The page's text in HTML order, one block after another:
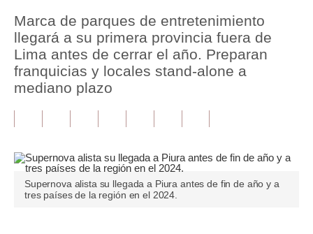
Finanzas Personales
Inmobiliarias
Plus G
Pregunta de hoy
Marca de parques de entretenimiento
llegará a su primera provincia fuera de
Lima antes de cerrar el año. Preparan
franquicias y locales stand-alone a
mediano plazo
Supernova alista su llegada a Piura antes de fin de año y a
tres países de la región en el 2024.